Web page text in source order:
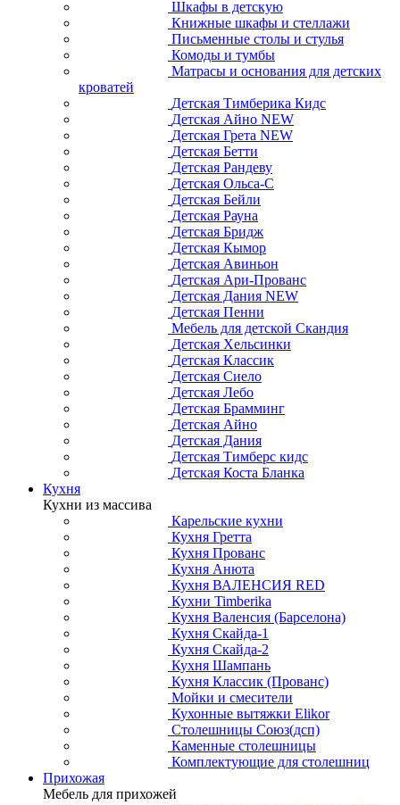
Шкафы в детскую
Книжные шкафы и стеллажи
Письменные столы и стулья
Комоды и тумбы
Матрасы и основания для детских
кроватей
Детская Тимберика Кидс
Детская Айно NEW
Детская Грета NEW
Детская Бетти
Детская Рандеву
Детская Ольса-С
Детская Бейли
Детская Рауна
Детская Бридж
Детская Кымор
Детская Авиньон
Детская Ари-Прованс
Детская Дания NEW
Детская Пенни
Мебель для детской Скандия
Детская Хельсинки
Детская Классик
Детская Сиело
Детская Лебо
Детская Брамминг
Детская Айно
Детская Дания
Детская Тимберс кидс
Детская Коста Бланка
Кухня
Кухни из массива
Карельские кухни
Кухня Гретта
Кухня Прованс
Кухня Анюта
Кухня ВАЛЕНСИЯ RED
Кухни Timberika
Кухня Валенсия (Барселона)
Кухня Скайда-1
Кухня Скайда-2
Кухня Шампань
Кухня Классик (Прованс)
Мойки и смесители
Кухонные вытяжки Elikor
Столешницы Союз(дсп)
Каменные столешницы
Комплектующие для столешниц
Прихожая
Мебель для прихожей